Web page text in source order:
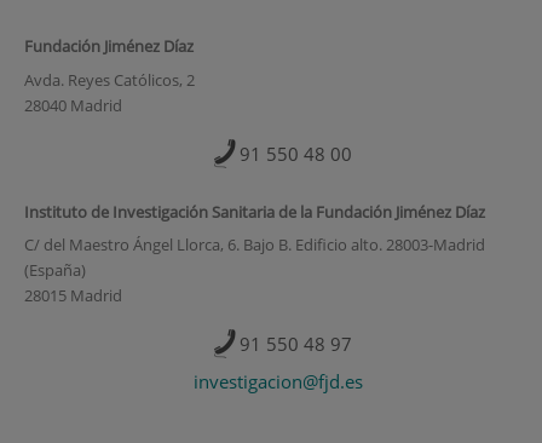
Fundación Jiménez Díaz
Avda. Reyes Católicos, 2
28040 Madrid
91 550 48 00
Instituto de Investigación Sanitaria de la Fundación Jiménez Díaz
C/ del Maestro Ángel Llorca, 6. Bajo B. Edificio alto. 28003-Madrid
(España)
28015 Madrid
91 550 48 97
investigacion@fjd.es